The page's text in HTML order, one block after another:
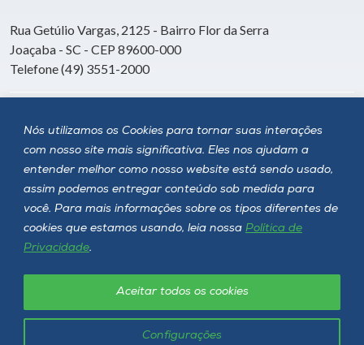
Nós utilizamos os Cookies para tornar suas interações
com nosso site mais significativa. Eles nos ajudam a
entender melhor como nosso website está sendo usado,
assim podemos entregar conteúdo sob medida para
você. Para mais informações sobre os tipos diferentes de
cookies que estamos usando, leia nossa Política de
Privacidade.
Configurações
Aceitar todos os cookies
Rua Getúlio Vargas, 2125 - Bairro Flor da Serra
Joaçaba - SC - CEP 89600-000
Telefone (49) 3551-2000
Siga a Unoesc
Unoesc © 2026 - Todos os direitos reservados
Política de privacidade LGPD